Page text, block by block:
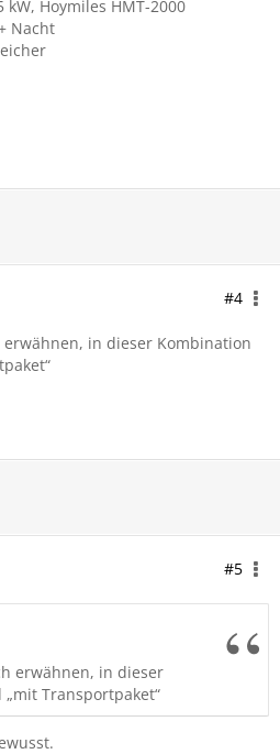
kW, Hoymiles HMT-2000
Nacht
#4
in dieser Kombination
#5
erwähnen, in dieser
Transportpaket“